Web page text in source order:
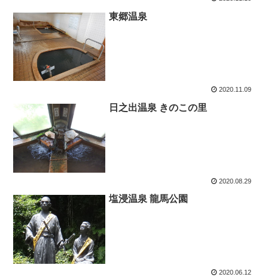
東郷温泉
2020.11.09
日之出温泉 きのこの里
2020.08.29
塩浸温泉 龍馬公園
2020.06.12